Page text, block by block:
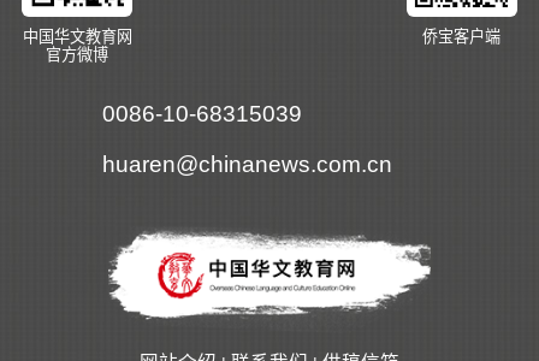
中国华文教育网
官方微博
侨宝客户端
0086-10-68315039
huaren@chinanews.com.cn